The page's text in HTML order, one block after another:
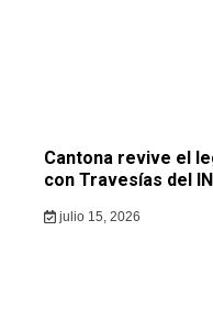
Cantona revive el
con Travesías del
julio 15, 2026